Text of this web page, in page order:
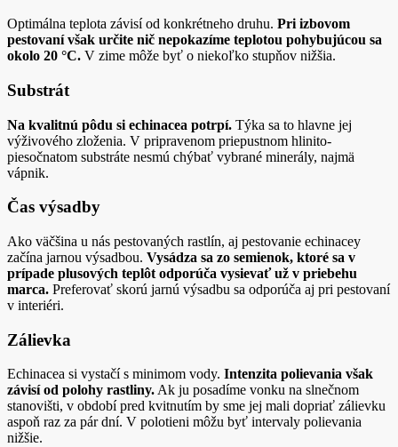
Optimálna teplota závisí od konkrétneho druhu. Pri izbovom
pestovaní však určite nič nepokazíme teplotou pohybujúcou sa
okolo 20 °C. V zime môže byť o niekoľko stupňov nižšia.
Substrát
Na kvalitnú pôdu si echinacea potrpí. Týka sa to hlavne jej
výživového zloženia. V pripravenom priepustnom hlinito-
piesočnatom substráte nesmú chýbať vybrané minerály, najmä
vápnik.
Čas výsadby
Ako väčšina u nás pestovaných rastlín, aj pestovanie echinacey
začína jarnou výsadbou. Vysádza sa zo semienok, ktoré sa v
prípade plusových teplôt odporúča vysievať už v priebehu
marca. Preferovať skorú jarnú výsadbu sa odporúča aj pri pestovaní
v interiéri.
Zálievka
Echinacea si vystačí s minimom vody. Intenzita polievania však
závisí od polohy rastliny. Ak ju posadíme vonku na slnečnom
stanovišti, v období pred kvitnutím by sme jej mali dopriať zálievku
aspoň raz za pár dní. V polotieni môžu byť intervaly polievania
nižšie.